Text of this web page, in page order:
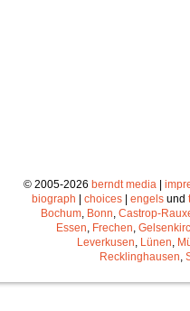
© 2005-2026 berndt media |
biograph | choices | engels und
Bochum Bonn Castrop-
Essen Frechen
Leverkusen Lünen
Recklinghausen